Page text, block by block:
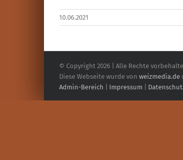
10.06.2021
© Copyright 2026 | Alle Rechte
Diese Webseite wurde von weizmedia.de
Admin-Bereich
Impressum